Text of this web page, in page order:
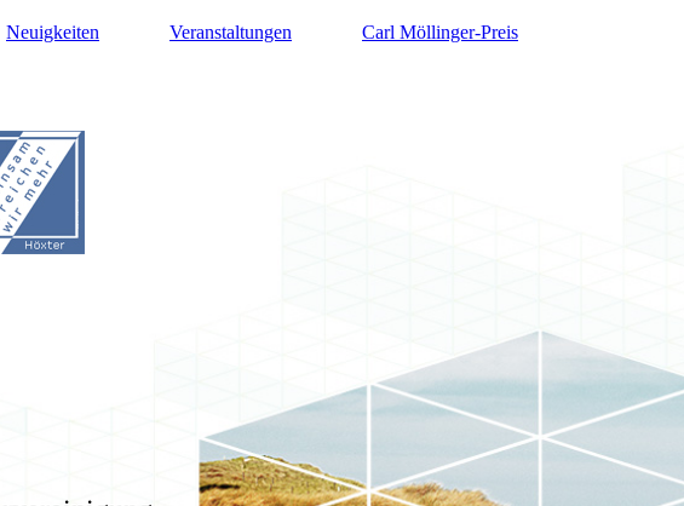
Neuigkeiten Veranstaltungen Carl Möllinger-Preis